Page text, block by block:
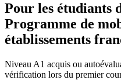
Pour les étudiants
Programme de
établissements
Niveau A1 acquis ou
vérification lors du premier